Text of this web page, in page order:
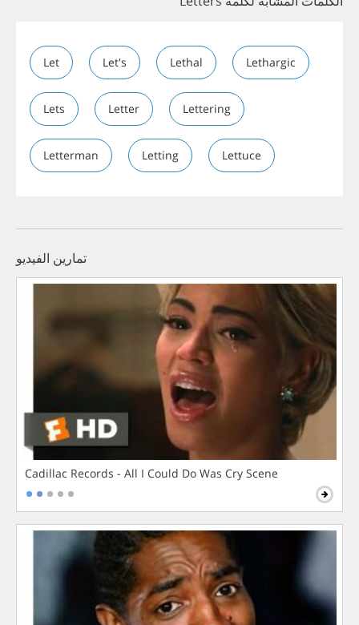
Let Let's Lethal Lethargic
Lets Letter Lettering
Letterman Letting Lettuce
تمارين الفيديو
Cadillac Records - All I Could Do Was Cry Scene